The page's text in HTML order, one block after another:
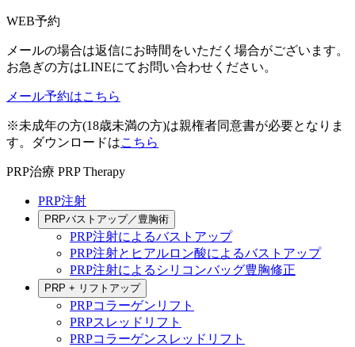
WEB予約
メールの場合は返信にお時間をいただく場合がございます。
お急ぎの方はLINEにてお問い合わせください。
メール予約はこちら
※未成年の方(18歳未満の方)は親権者同意書が必要となりま
す。ダウンロードはこちら
PRP治療 PRP Therapy
PRP注射
PRPバストアップ／豊胸術
PRP注射によるバストアップ
PRP注射とヒアルロン酸によるバストアップ
PRP注射によるシリコンバッグ豊胸修正
PRP + リフトアップ
PRPコラーゲンリフト
PRPスレッドリフト
PRPコラーゲンスレッドリフト